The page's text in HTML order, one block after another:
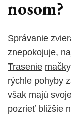
nosom?
Správanie
znepokojuje,
Trasenie mačky
rýchle pohyby
však majú
pozrieť bližšie